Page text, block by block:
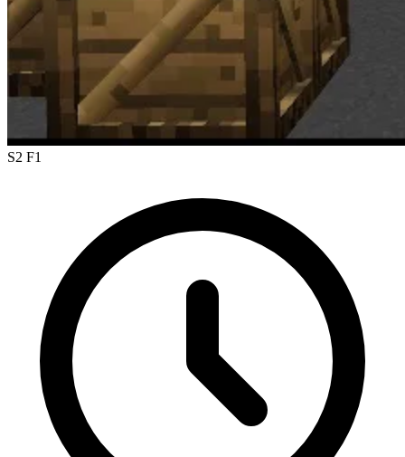
S2 F1